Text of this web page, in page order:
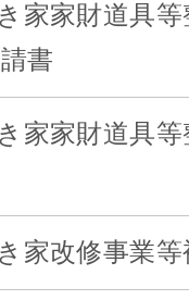
家家財道具等
書
家家財道具等
家改修事業等